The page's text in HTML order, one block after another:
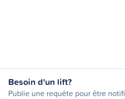
Besoin d'un lift?
Publie une requête pour être